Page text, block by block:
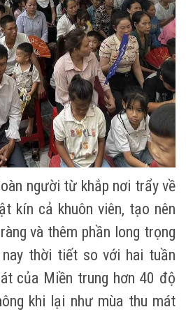
người từ khắp nơi trẩy về
kín cả khuôn viên, tạo nên
và thêm phần long trọng
thời tiết so với hai tuần
của Miền trung hơn 40 độ
khi lại như mùa thu mát